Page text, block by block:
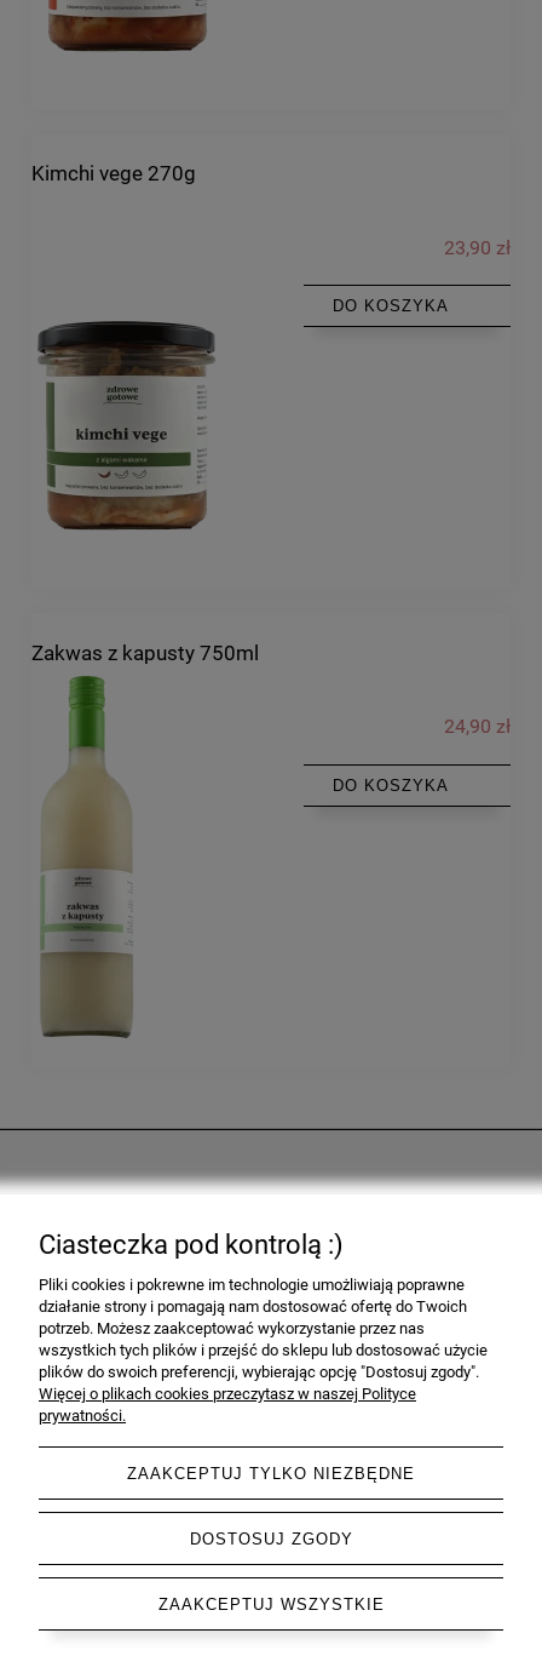
Kimchi vege 270g
23,90 zł
DO KOSZYKA
Zakwas z kapusty 750ml
24,90 zł
DO KOSZYKA
Moje konto
Informacje
O nas
pokaż pełną wersję strony
Sklep internetowy Shoper.pl
Ciasteczka pod kontrolą :)
Pliki cookies i pokrewne im technologie umożliwiają poprawne
działanie strony i pomagają nam dostosować ofertę do Twoich
potrzeb. Możesz zaakceptować wykorzystanie przez nas
wszystkich tych plików i przejść do sklepu lub dostosować użycie
plików do swoich preferencji, wybierając opcję "Dostosuj zgody".
Więcej o plikach cookies przeczytasz w naszej Polityce
prywatności.
ZAAKCEPTUJ TYLKO NIEZBĘDNE
DOSTOSUJ ZGODY
ZAAKCEPTUJ WSZYSTKIE